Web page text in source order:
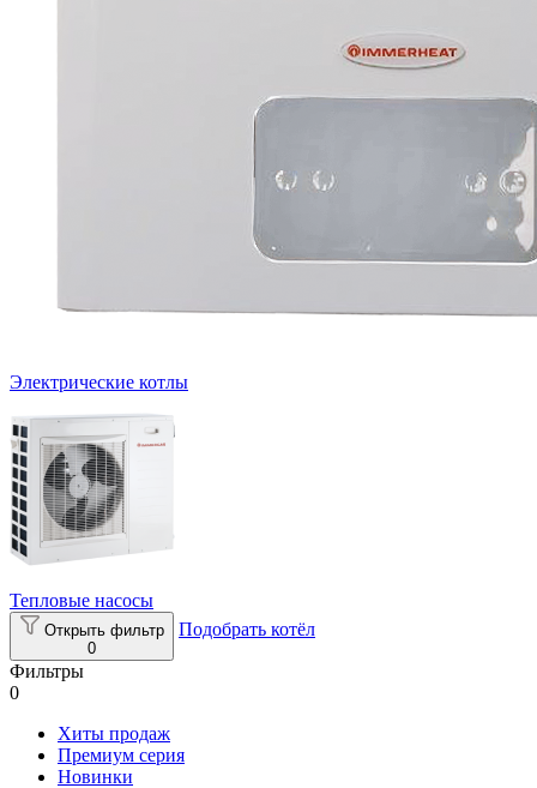
Электрические котлы
Тепловые насосы
Открыть фильтр
0
Подобрать котёл
Фильтры
0
Хиты продаж
Премиум серия
Новинки